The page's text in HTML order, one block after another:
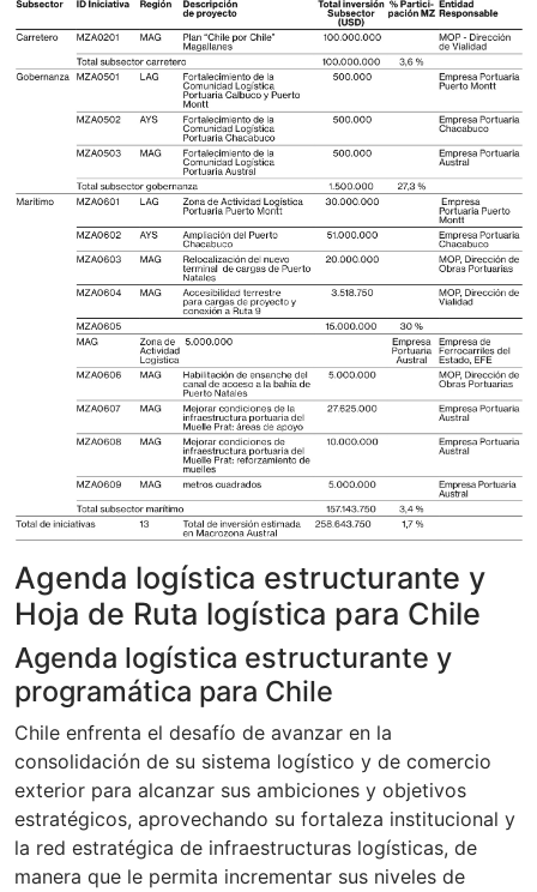
Agenda logística estructurante y
Hoja de Ruta logística para Chile
Agenda logística estructurante y
programática para Chile
Chile enfrenta el desafío de avanzar en la
consolidación de su sistema logístico y de comercio
exterior para alcanzar sus ambiciones y objetivos
estratégicos, aprovechando su fortaleza institucional y
la red estratégica de infraestructuras logísticas, de
manera que le permita incrementar sus niveles de